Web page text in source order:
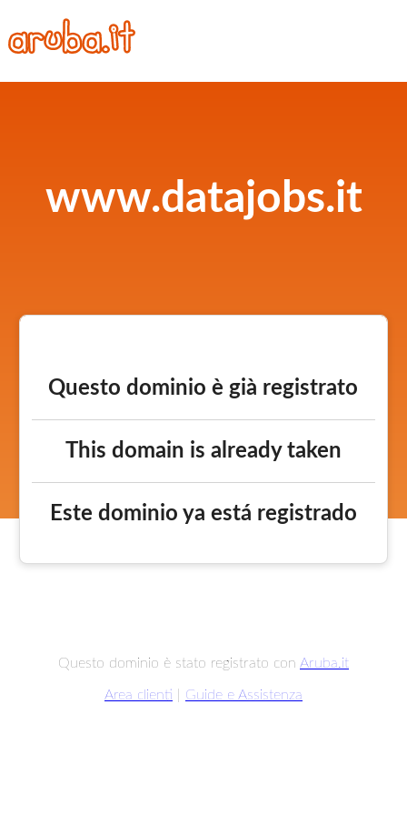
www.datajobs.it
Questo dominio è già registrato
This domain is already taken
Este dominio ya está registrado
Questo dominio è stato registrato con Aruba.it
Area clienti Guide e Assistenza